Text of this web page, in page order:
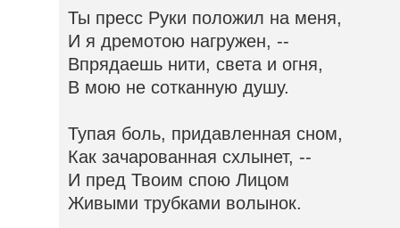
Ты пресс Руки положил на меня,
И я дремотою нагружен, --
Впрядаешь нити, света и огня,
В мою не сотканную душу.
Тупая боль, придавленная сном,
Как зачарованная схлынет, --
И пред Твоим спою Лицом
Живыми трубками волынок.